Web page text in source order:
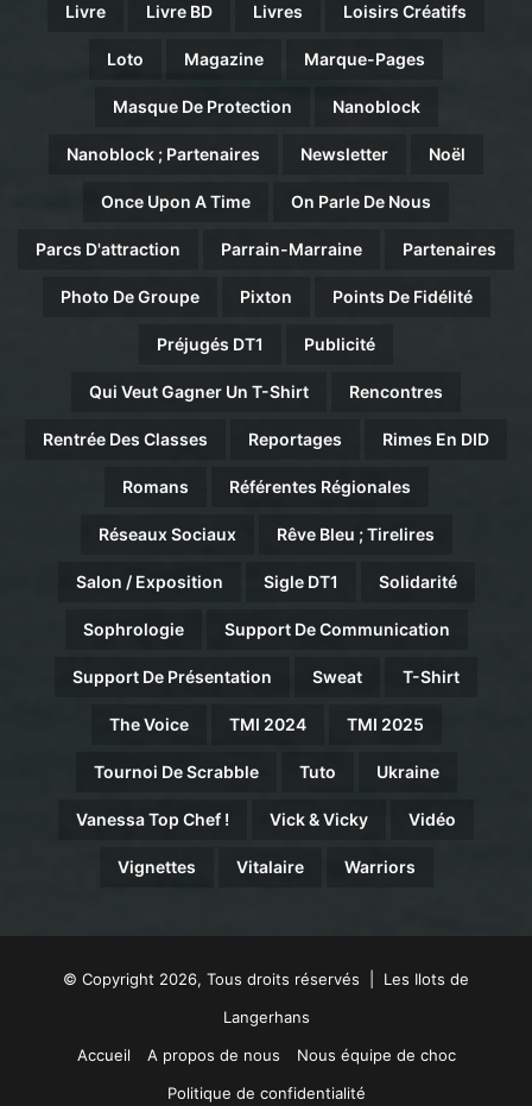
Livre Livre BD Livres Loisirs Créatifs
Loto Magazine Marque-Pages
Masque De Protection Nanoblock
Nanoblock ; Partenaires Newsletter Noël
Once Upon A Time On Parle De Nous
Parcs D'attraction Parrain-Marraine Partenaires
Photo De Groupe Pixton Points De Fidélité
Préjugés DT1 Publicité
Qui Veut Gagner Un T-Shirt Rencontres
Rentrée Des Classes Reportages Rimes En DID
Romans Référentes Régionales
Réseaux Sociaux Rêve Bleu ; Tirelires
Salon / Exposition Sigle DT1 Solidarité
Sophrologie Support De Communication
Support De Présentation Sweat T-Shirt
The Voice TMI 2024 TMI 2025
Tournoi De Scrabble Tuto Ukraine
Vanessa Top Chef ! Vick & Vicky Vidéo
Vignettes Vitalaire Warriors
© Copyright 2026, Tous droits réservés | Les Ilots de
Langerhans
Accueil
A propos de nous
Nous équipe de choc
Politique de confidentialité